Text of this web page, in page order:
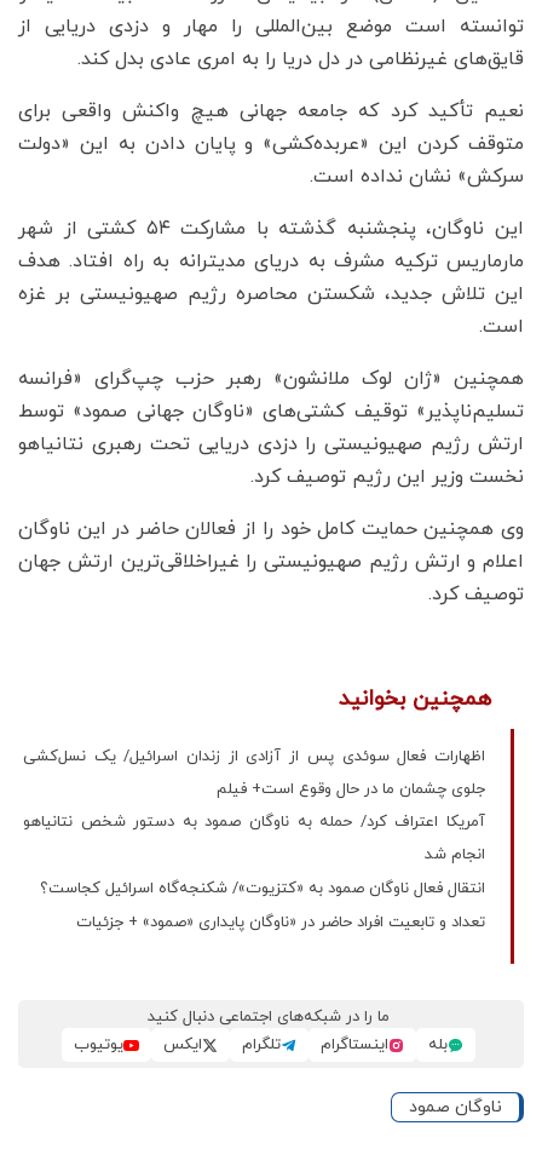
توانسته است موضع بین‌المللی را مهار و دزدی دریایی از
قایق‌های غیرنظامی در دل دریا را به امری عادی بدل کند.
نعیم تأکید کرد که جامعه جهانی هیچ واکنش واقعی برای
متوقف کردن این «عربده‌کشی» و پایان دادن به این «دولت
سرکش» نشان نداده است.
این ناوگان، پنجشنبه گذشته با مشارکت ۵۴ کشتی از شهر
مارماریس ترکیه مشرف به دریای مدیترانه به راه افتاد. هدف
این تلاش جدید، شکستن محاصره رژیم صهیونیستی بر غزه
است.
همچنین «ژان لوک ملانشون» رهبر حزب چپ‌گرای «فرانسه
تسلیم‌ناپذیر» توقیف کشتی‌های «ناوگان جهانی صمود» توسط
ارتش رژیم صهیونیستی را دزدی دریایی تحت رهبری نتانیاهو
نخست‌ وزیر این رژیم توصیف کرد.
وی همچنین حمایت کامل خود را از فعالان حاضر در این ناوگان
اعلام و ارتش رژیم صهیونیستی را غیراخلاقی‌ترین ارتش جهان
توصیف کرد.
همچنین بخوانید
اظهارات فعال سوئدی پس از آزادی از زندان اسرائیل/ یک نسل‌کشی
جلوی چشمان ما در حال وقوع است+ فیلم
آمریکا اعتراف کرد/ حمله به ناوگان صمود به دستور شخص نتانیاهو
انجام شد
انتقال فعال ناوگان صمود به «کتزیوت»/ شکنجه‌گاه اسرائیل کجاست؟
تعداد و تابعیت افراد حاضر در «ناوگان پایداری «صمود» + جزئیات
ما را در شبکه‌های اجتماعی دنبال کنید
بله
اینستاگرام تلگرام ایکس یوتیوب
ناوگان صمود